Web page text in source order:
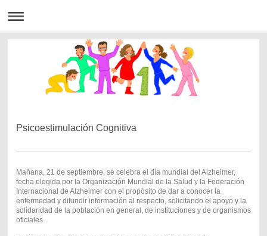
Psicoestimulación Cognitiva
Mañana, 21 de septiembre, se celebra el día mundial del Alzheimer,
fecha elegida por la Organización Mundial de la Salud y la Federación
Internacional de Alzheimer con el propósito de dar a conocer la
enfermedad y difundir información al respecto, solicitando el apoyo y la
solidaridad de la población en general, de instituciones y de organismos
oficiales.